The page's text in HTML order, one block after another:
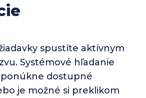
spustíte aktívnym
Systémové hľadanie
dostupné
je možné si preklikom